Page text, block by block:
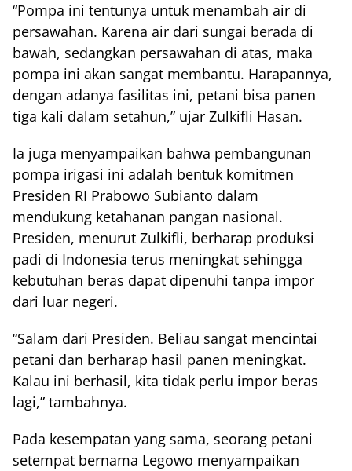
“Pompa ini tentunya untuk menambah air di
persawahan. Karena air dari sungai berada di
bawah, sedangkan persawahan di atas, maka
pompa ini akan sangat membantu. Harapannya,
dengan adanya fasilitas ini, petani bisa panen
tiga kali dalam setahun,” ujar Zulkifli Hasan.
Ia juga menyampaikan bahwa pembangunan
pompa irigasi ini adalah bentuk komitmen
Presiden RI Prabowo Subianto dalam
mendukung ketahanan pangan nasional.
Presiden, menurut Zulkifli, berharap produksi
padi di Indonesia terus meningkat sehingga
kebutuhan beras dapat dipenuhi tanpa impor
dari luar negeri.
“Salam dari Presiden. Beliau sangat mencintai
petani dan berharap hasil panen meningkat.
Kalau ini berhasil, kita tidak perlu impor beras
lagi,” tambahnya.
Pada kesempatan yang sama, seorang petani
setempat bernama Legowo menyampaikan